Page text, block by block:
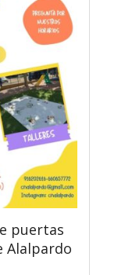
puertas
Alalpardo